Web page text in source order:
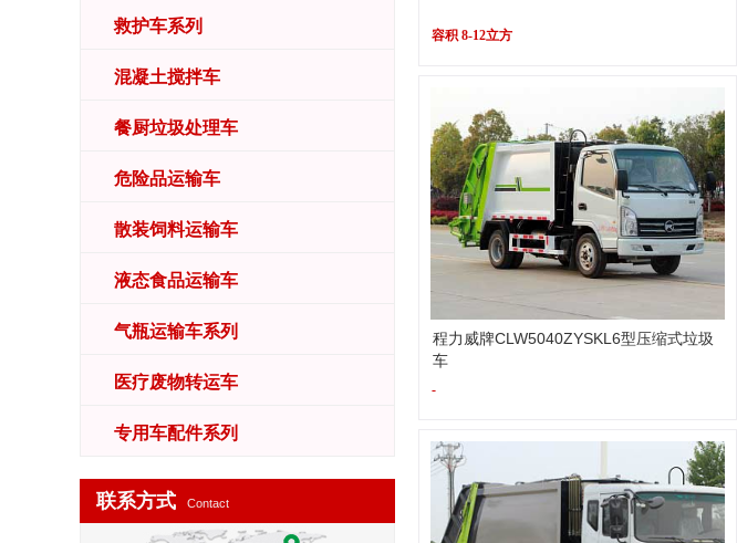
救护车系列
混凝土搅拌车
餐厨垃圾处理车
危险品运输车
散装饲料运输车
液态食品运输车
气瓶运输车系列
医疗废物转运车
专用车配件系列
联系方式 Contact
容积 8-12立方
程力威牌CLW5040ZYSKL6型压缩式垃圾
车
-